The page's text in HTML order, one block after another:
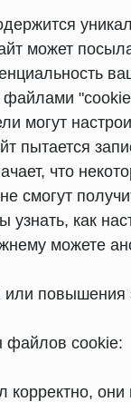
может
могут
что
смогут
как
можете
файлов cookie:
они